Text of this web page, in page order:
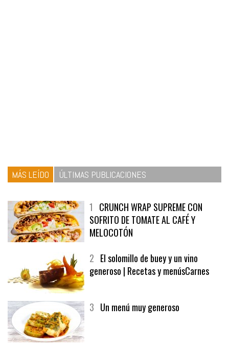
MÁS LEÍDO ÚLTIMAS PUBLICACIONES
1 CRUNCH WRAP SUPREME CON
SOFRITO DE TOMATE AL CAFÉ Y
MELOCOTÓN
2 El solomillo de buey y un vino
generoso | Recetas y menúsCarnes
3 Un menú muy generoso